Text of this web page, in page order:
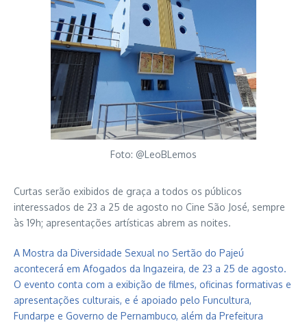
Foto: @LeoBLemos
Curtas serão exibidos de graça a todos os públicos
interessados de 23 a 25 de agosto no Cine São José, sempre
às 19h; apresentações artísticas abrem as noites.
A Mostra da Diversidade Sexual no Sertão do Pajeú
acontecerá em Afogados da Ingazeira, de 23 a 25 de agosto.
O evento conta com a exibição de filmes, oficinas formativas e
apresentações culturais, e é apoiado pelo Funcultura,
Fundarpe e Governo de Pernambuco, além da Prefeitura